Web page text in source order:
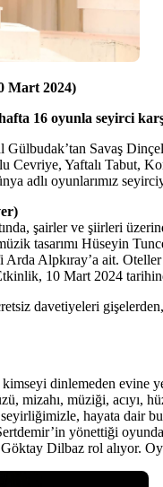
Mart 2024)
16 oyunla seyirci
Savaş
Yaftalı Tabut,
adlı oyunlarımız
şairler ve şiirleri
tasarımı Hüseyin
Arda Alpkıray’a ait.
10 Mart 2024
davetiyeleri gişelerden,
dinlemeden evine
mizahı, müziği, acıyı,
hayata dair
yönettiği
Dilbaz rol alıyor.